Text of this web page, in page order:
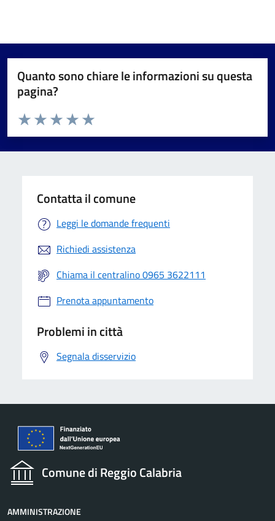
Quanto sono chiare le informazioni su questa
pagina?
Valuta da 1 a 5 stelle la pagina
Valuta 5 stelle su 5
Valuta 4 stelle su 5
Valuta 3 stelle su 5
Valuta 2 stelle su 5
Valuta 1 stelle su 5
Contatta il comune
Leggi le domande frequenti
Richiedi assistenza
Chiama il centralino 0965 3622111
Prenota appuntamento
Problemi in città
Segnala disservizio
Comune di Reggio Calabria
AMMINISTRAZIONE